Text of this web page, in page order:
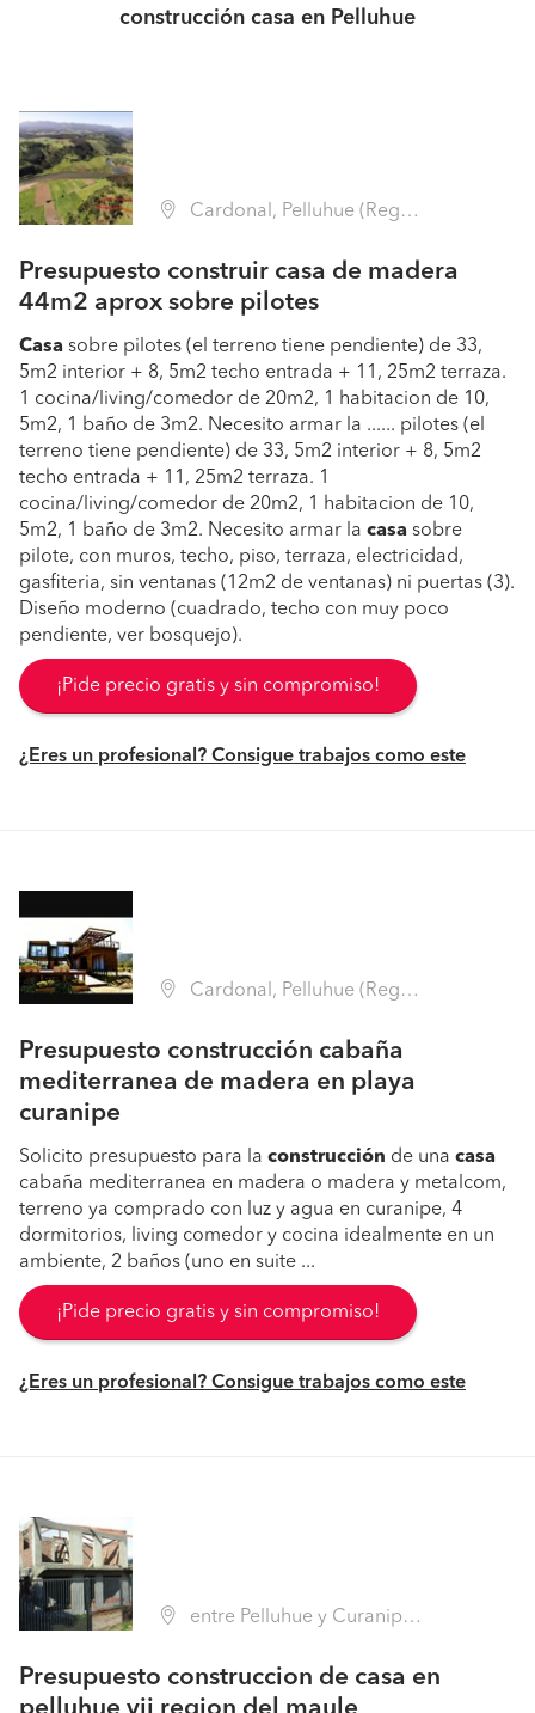
construcción casa en Pelluhue
Cardonal, Pelluhue (Región VII Maule - Cauquenes)
Presupuesto construir casa de madera
44m2 aprox sobre pilotes
Casa sobre pilotes (el terreno tiene pendiente) de 33,
5m2 interior + 8, 5m2 techo entrada + 11, 25m2 terraza.
1 cocina/living/comedor de 20m2, 1 habitacion de 10,
5m2, 1 baño de 3m2. Necesito armar la ...... pilotes (el
terreno tiene pendiente) de 33, 5m2 interior + 8, 5m2
techo entrada + 11, 25m2 terraza. 1
cocina/living/comedor de 20m2, 1 habitacion de 10,
5m2, 1 baño de 3m2. Necesito armar la casa sobre
pilote, con muros, techo, piso, terraza, electricidad,
gasfiteria, sin ventanas (12m2 de ventanas) ni puertas (3).
Diseño moderno (cuadrado, techo con muy poco
pendiente, ver bosquejo).
¡Pide precio gratis y sin compromiso!
¿Eres un profesional? Consigue trabajos como este
Cardonal, Pelluhue (Región VII Maule - Cauquenes)
Presupuesto construcción cabaña
mediterranea de madera en playa
curanipe
Solicito presupuesto para la construcción de una casa
cabaña mediterranea en madera o madera y metalcom,
terreno ya comprado con luz y agua en curanipe, 4
dormitorios, living comedor y cocina idealmente en un
ambiente, 2 baños (uno en suite ...
¡Pide precio gratis y sin compromiso!
¿Eres un profesional? Consigue trabajos como este
entre Pelluhue y Curanipe, Pelluhue (Región VII Maule - Cauquenes)
Presupuesto construccion de casa en